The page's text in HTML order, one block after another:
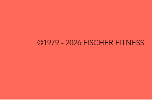
©1979 - 2026 FISCHER FITNESS